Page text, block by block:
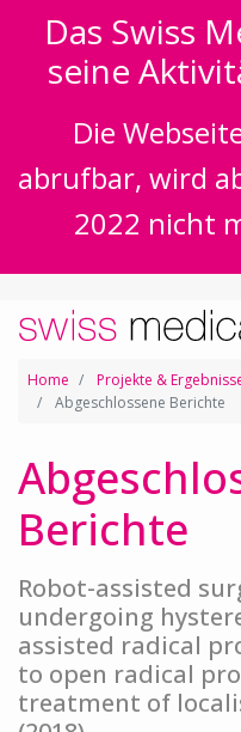
Das Swiss
seine
Die
abrufbar, wird
2022 nicht
Home Projekte &
Abgeschlossene Berichte
Berichte
Robot-assisted
undergoing
assisted radical
to open radical
treatment of